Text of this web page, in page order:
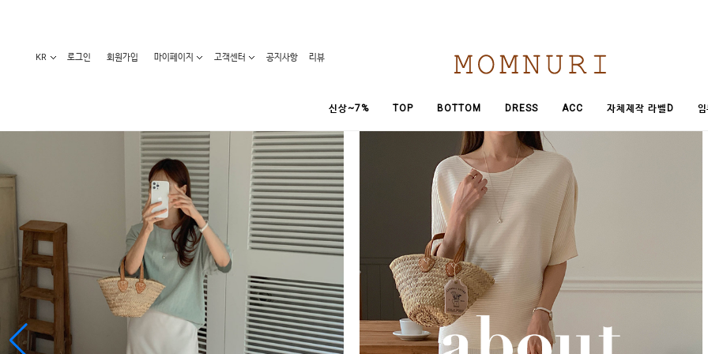
KR 로그인 회원가입 마이페이지 고객센터 공지사항 리뷰
신상~7% TOP BOTTOM DRESS ACC 자체제작 라벨D
오늘발송
세일50-80%
임산부화장품
원피스
블라우스/니트
티/나시
아우터
임산부하의
레깅스/스타킹
수유복
코디아이템
특가상품
홈웨어
요가복
수영복
언더웨어
앱특가